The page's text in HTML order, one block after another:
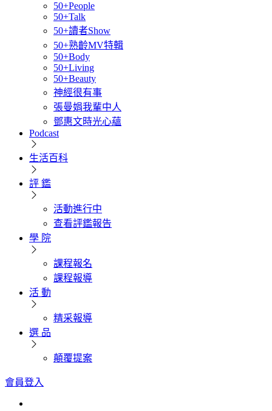
50+People
50+Talk
50+讀者Show
50+熟齡MV特輯
50+Body
50+Living
50+Beauty
神經很有事
張曼娟我輩中人
鄧惠文時光心蘊
Podcast
生活百科
評 鑑
活動進行中
查看評鑑報告
學 院
課程報名
課程報導
活 動
精采報導
選 品
顛覆提案
會員登入